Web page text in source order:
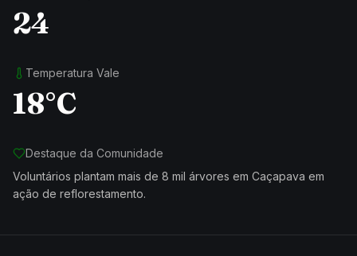
24
Temperatura Vale
18°C
Destaque da Comunidade
Voluntários plantam mais de 8 mil árvores em Caçapava em
ação de reflorestamento.